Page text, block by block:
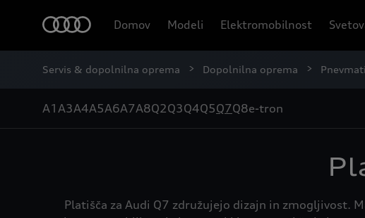
Domov Modeli Elektromobilnost
Servis & dopolnilna oprema Dopolnilna oprema
A1 A3A4A5A6A7A8Q2Q3Q4Q5Q7Q8e-tron
Platišča za Audi Q7 združujejo dizajn in zmogljivost.